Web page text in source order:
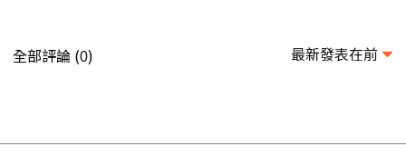
全部評論 (0) 最新發表在前